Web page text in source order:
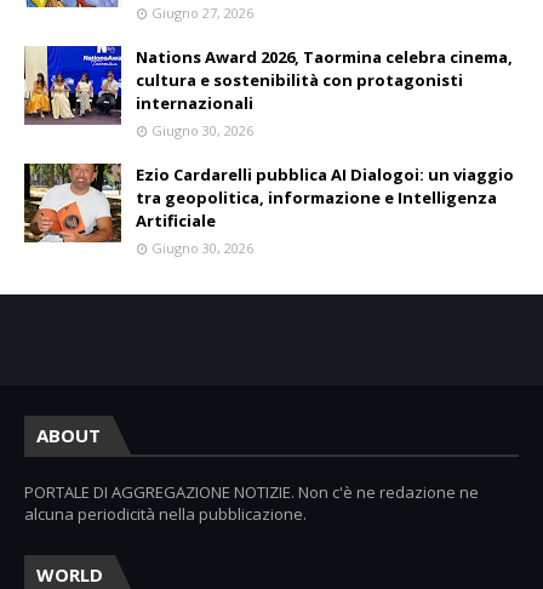
Giugno 27, 2026
Nations Award 2026, Taormina celebra cinema,
cultura e sostenibilità con protagonisti
internazionali
Giugno 30, 2026
Ezio Cardarelli pubblica AI Dialogoi: un viaggio
tra geopolitica, informazione e Intelligenza
Artificiale
Giugno 30, 2026
ABOUT
PORTALE DI AGGREGAZIONE NOTIZIE. Non c'è ne redazione ne
alcuna periodicità nella pubblicazione.
WORLD